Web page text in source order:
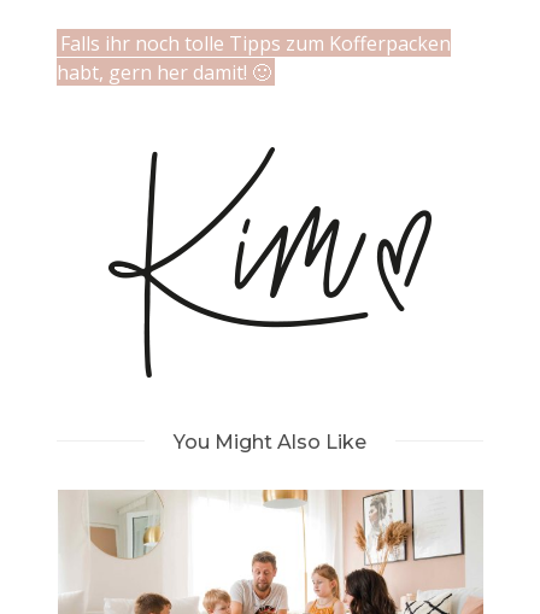
Falls ihr noch tolle Tipps zum Kofferpacken
habt, gern her damit! 🙂
You Might Also Like